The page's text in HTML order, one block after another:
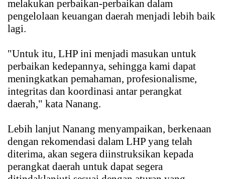
melakukan perbaikan-perbaikan dalam
pengelolaan keuangan daerah menjadi lebih baik
lagi.
"Untuk itu, LHP ini menjadi masukan untuk
perbaikan kedepannya, sehingga kami dapat
meningkatkan pemahaman, profesionalisme,
integritas dan koordinasi antar perangkat
daerah," kata Nanang.
Lebih lanjut Nanang menyampaikan, berkenaan
dengan rekomendasi dalam LHP yang telah
diterima, akan segera diinstruksikan kepada
perangkat daerah untuk dapat segera